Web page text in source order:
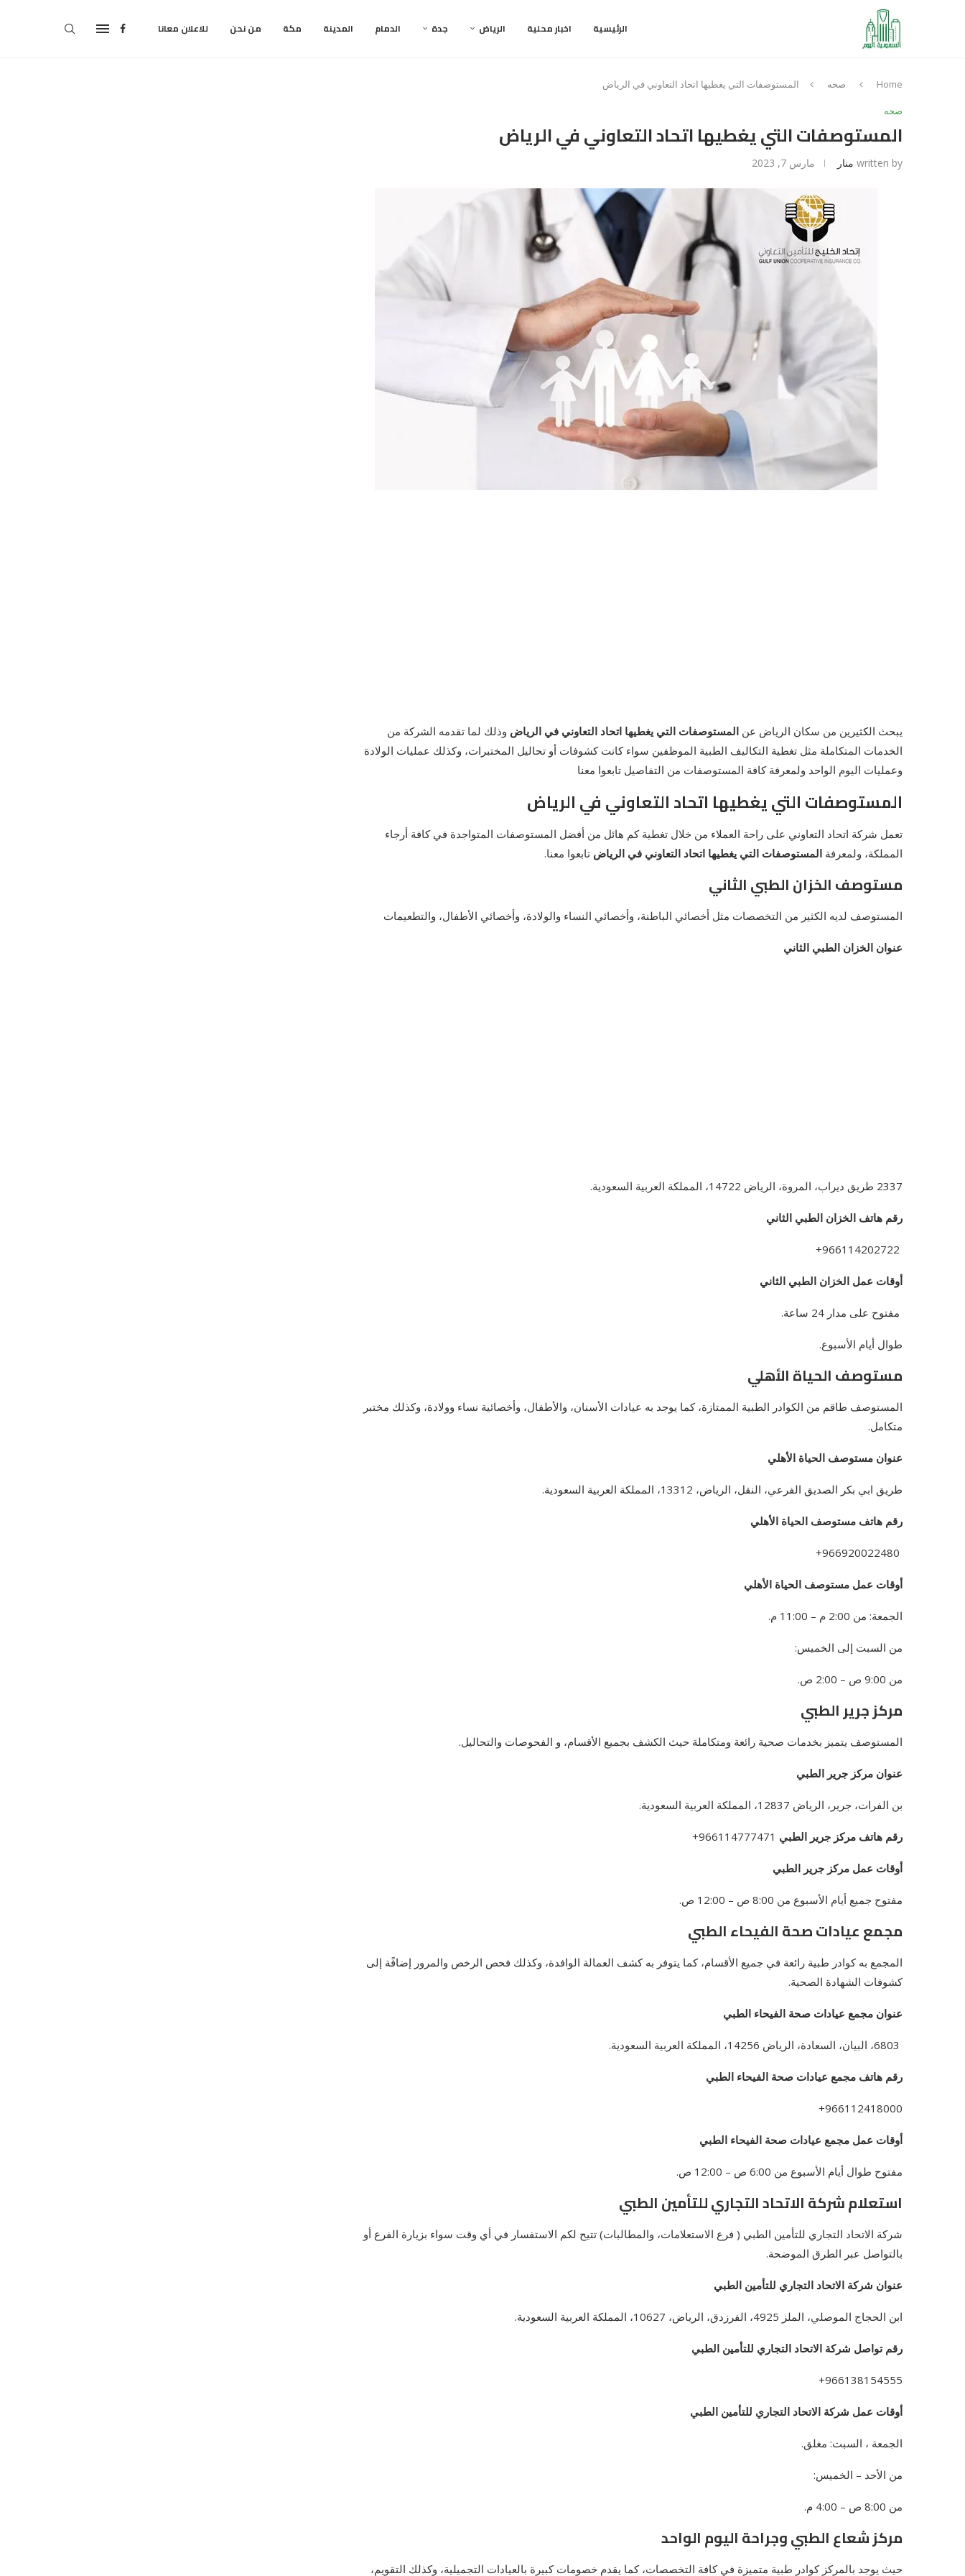
الرئيسية اخبار محلية الرياض جدة الدمام المدينة مكة من نحن للاعلان معانا
Home صحه المستوصفات التي يغطيها اتحاد التعاوني في الرياض
صحه
المستوصفات التي يغطيها اتحاد التعاوني في الرياض
written by منار مارس 7, 2023
يبحث الكثيرين من سكان الرياض عن المستوصفات التي يغطيها اتحاد التعاوني في الرياض وذلك لما تقدمه الشركة من
الخدمات المتكاملة مثل تغطية التكاليف الطبية الموظفين سواء كانت كشوفات أو تحاليل المختبرات، وكذلك عمليات الولادة
وعمليات اليوم الواحد ولمعرفة كافة المستوصفات من التفاصيل تابعوا معنا
المستوصفات التي يغطيها اتحاد التعاوني في الرياض
تعمل شركة اتحاد التعاوني على راحة العملاء من خلال تغطية كم هائل من أفضل المستوصفات المتواجدة في كافة أرجاء
المملكة، ولمعرفة المستوصفات التي يغطيها اتحاد التعاوني في الرياض تابعوا معنا.
مستوصف الخزان الطبي الثاني
المستوصف لديه الكثير من التخصصات مثل أخصائي الباطنة، وأخصائي النساء والولادة، وأخصائي الأطفال، والتطعيمات
عنوان الخزان الطبي الثاني
2337 طريق ديراب، المروة، الرياض 14722، المملكة العربية السعودية.
رقم هاتف الخزان الطبي الثاني
966114202722+
أوقات عمل الخزان الطبي الثاني
مفتوح على مدار 24 ساعة.
طوال أيام الأسبوع.
مستوصف الحياة الأهلي
المستوصف طاقم من الكوادر الطبية الممتازة، كما يوجد به عيادات الأسنان، والأطفال، وأخصائية نساء وولادة، وكذلك مختبر
متكامل.
عنوان مستوصف الحياة الأهلي
طريق ابي بكر الصديق الفرعي، النقل، الرياض، 13312، المملكة العربية السعودية.
رقم هاتف مستوصف الحياة الأهلي
أوقات عمل مستوصف الحياة الأهلي
الجمعة: من 2:00 م – 11:00 م.
من السبت إلى الخميس:
من 9:00 ص – 2:00 ص.
مركز جرير الطبي
المستوصف يتميز بخدمات صحية رائعة ومتكاملة حيث الكشف بجميع الأقسام، و الفحوصات والتحاليل.
عنوان مركز جرير الطبي
بن الفرات، جرير، الرياض 12837، المملكة العربية السعودية.
رقم هاتف مركز جرير الطبي 966114777471+
أوقات عمل مركز جرير الطبي
مفتوح جميع أيام الأسبوع من 8:00 ص – 12:00 ص.
مجمع عيادات صحة الفيحاء الطبي
المجمع به كوادر طبية رائعة في جميع الأقسام، كما يتوفر به كشف العمالة الوافدة، وكذلك فحص الرخص والمرور إضافًة إلى
كشوفات الشهادة الصحية.
عنوان مجمع عيادات صحة الفيحاء الطبي
6803، البيان، السعادة، الرياض 14256، المملكة العربية السعودية.
رقم هاتف مجمع عيادات صحة الفيحاء الطبي
966112418000+
أوقات عمل مجمع عيادات صحة الفيحاء الطبي
مفتوح طوال أيام الأسبوع من 6:00 ص – 12:00 ص.
استعلام شركة الاتحاد التجاري للتأمين الطبي
شركة الاتحاد التجاري للتأمين الطبي ( فرع الاستعلامات، والمطالبات) تتيح لكم الاستفسار في أي وقت سواء بزيارة الفرع أو
بالتواصل عبر الطرق الموضحة.
عنوان شركة الاتحاد التجاري للتأمين الطبي
ابن الحجاج الموصلي، الملز 4925، الفرزدق، الرياض، 10627، المملكة العربية السعودية.
رقم تواصل شركة الاتحاد التجاري للتأمين الطبي
966138154555+
أوقات عمل شركة الاتحاد التجاري للتأمين الطبي
الجمعة ، السبت: مغلق.
من الأحد – الخميس:
من 8:00 ص – 4:00 م.
مركز شعاع الطبي وجراحة اليوم الواحد
حيث يوجد بالمركز كوادر طبية متميزة في كافة التخصصات، كما يقدم خصومات كبيرة بالعيادات التجميلية، وكذلك التقويم،